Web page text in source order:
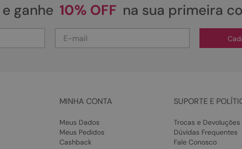
ganhe 10% OFF na sua primeira
MINHA CONTA
Meus Dados
Meus Pedidos
Cashback
SUPORTE E
Trocas e Devoluções
Dúvidas Frequentes
Fale Conosco